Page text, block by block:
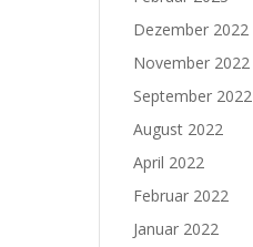
Dezember 2022
November 2022
September 2022
August 2022
April 2022
Februar 2022
Januar 2022